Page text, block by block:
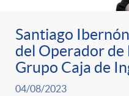
e
o
r
a
F
o
n
Santiago
del Operador de
Grupo Caja de
04/08/2023